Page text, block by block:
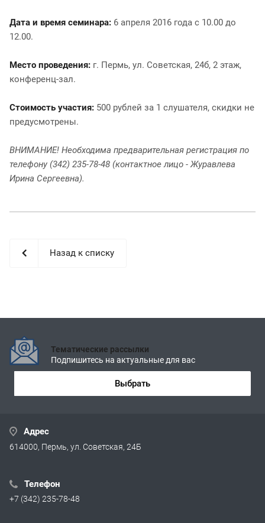
Дата и время семинара: 6 апреля 2016 года с 10.00 до
12.00.
Место проведения: г. Пермь, ул. Советская, 24б, 2 этаж,
конференц-зал.
Стоимость участия: 500 рублей за 1 слушателя, скидки не
предусмотрены.
ВНИМАНИЕ! Необходима предварительная регистрация по
телефону (342) 235-78-48 (контактное лицо - Журавлева
Ирина Сергеевна).
Назад к списку
Тематические рассылки
Подпишитесь на актуальные для вас
Выбрать
Адрес
614000, Пермь, ул. Советская, 24Б
Телефон
+7 (342) 235-78-48